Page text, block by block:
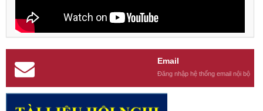
Email
Đăng nhập hệ thống email nội bộ